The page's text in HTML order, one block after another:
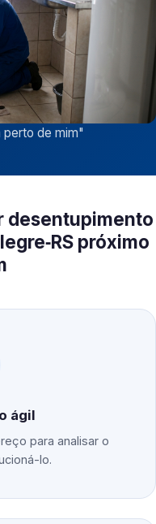
perto de mim"
desentupimento
próximo
ágil
para analisar o
lo.